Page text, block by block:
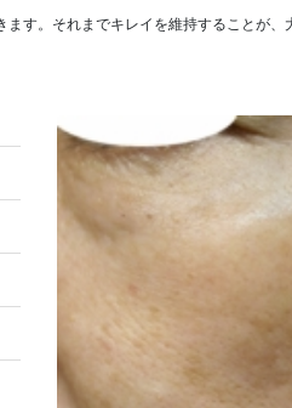
療 ヒアルロン酸分解除去 ヒ
解注射（BNLS）
花粉症 血
す。それまでキレイを維持することが、